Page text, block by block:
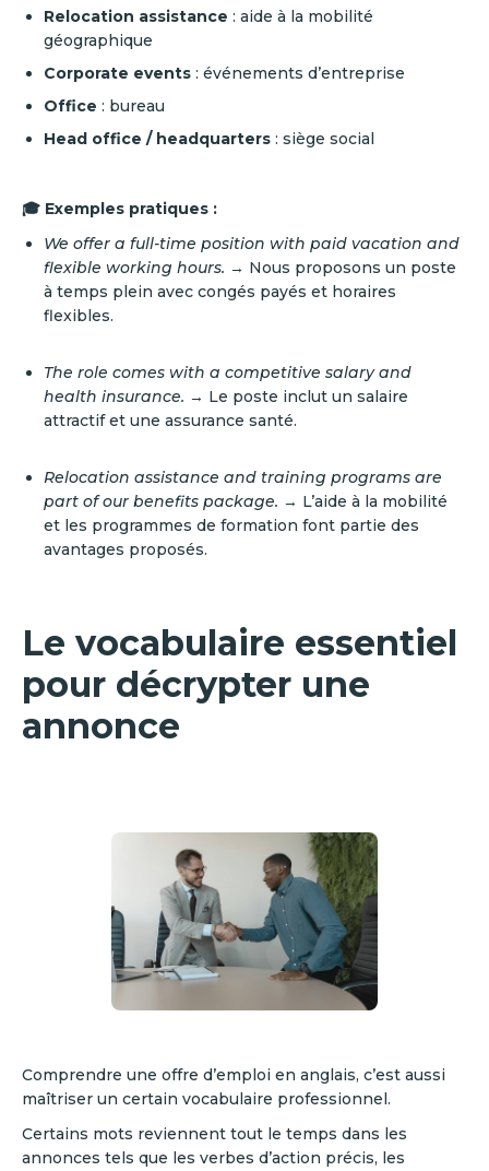
Relocation assistance : aide à la mobilité
géographique
Corporate events : événements d’entreprise
Office : bureau
Head office / headquarters : siège social
🎓 Exemples pratiques :
We offer a full-time position with paid vacation and
flexible working hours. → Nous proposons un poste
à temps plein avec congés payés et horaires
flexibles.
The role comes with a competitive salary and
health insurance. → Le poste inclut un salaire
attractif et une assurance santé.
Relocation assistance and training programs are
part of our benefits package. → L’aide à la mobilité
et les programmes de formation font partie des
avantages proposés.
Le vocabulaire essentiel
pour décrypter une
annonce
Comprendre une offre d’emploi en anglais, c’est aussi
maîtriser un certain vocabulaire professionnel.
Certains mots reviennent tout le temps dans les
annonces tels que les verbes d’action précis, les